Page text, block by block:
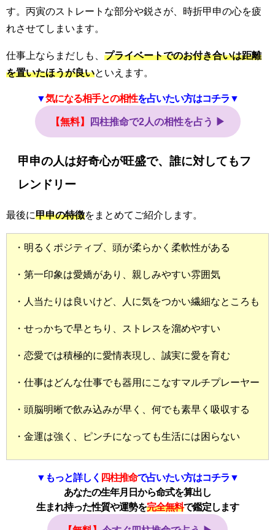
す。丙寅のストレートな部分や鋭さが、時折甲申の心を疲
れさせてしまいます。
仕事上ならまだしも、 プライベートでのお付き合いは距離
を置いたほうが良いといえます。
▼気になる相手との相性を占いたい方はコチラ▼
【無料】 四柱推命で2人の相性を占う ▶
甲申の人は好奇心が旺盛で、誰に対してもフ
レンドリー
最後に甲申の特徴をまとめてご紹介します。
・明るくポジティブ、頭が柔らかく柔軟性がある
・第一印象は愛嬌があり、親しみやすい雰囲気
・人当たりは良いけど、人に気をつかい繊細なところも
・せっかちで早とちり、ストレスを溜めやすい
・恋愛では積極的に愛情表現し、誠実に愛を育む
・仕事はどんな仕事でも器用にこなすマルチプレーヤー
・頭脳明晰で飲み込みが早く、何でも素早く吸収する
・金運は強く、ピンチになっても生活には困らない
▼もっと詳しく 四柱推命で占いたい方はコチラ▼
あなたの生年月日から命式を算出し
生まれ持った性質や運勢を完全無料で鑑定します